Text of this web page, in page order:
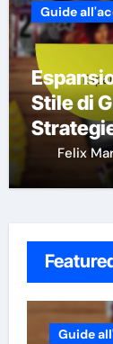
Guide
Stile di
Felix
Guide